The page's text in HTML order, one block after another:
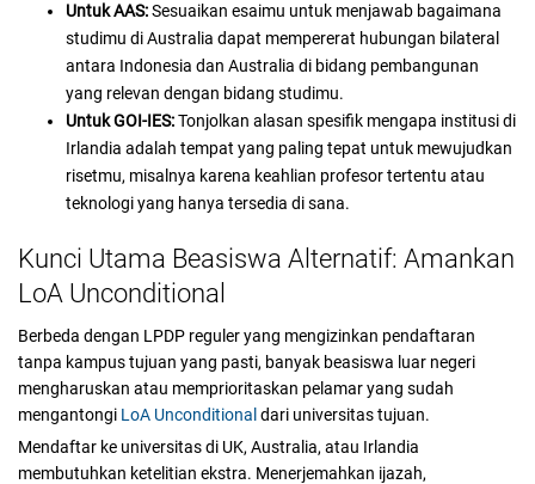
Untuk AAS:Sesuaikan esaimu untuk menjawab bagaimana
studimu di Australia dapat mempererat hubungan bilateral
antara Indonesia dan Australia di bidang pembangunan
yang relevan dengan bidang studimu.
Untuk GOI-IES:Tonjolkan alasan spesifik mengapa institusi di
Irlandia adalah tempat yang paling tepat untuk mewujudkan
risetmu, misalnya karena keahlian profesor tertentu atau
teknologi yang hanya tersedia di sana.
Kunci Utama Beasiswa Alternatif: Amankan
LoA Unconditional
Berbeda dengan LPDP reguler yang mengizinkan pendaftaran
tanpa kampus tujuan yang pasti, banyak beasiswa luar negeri
mengharuskan atau memprioritaskan pelamar yang sudah
mengantongi LoA Unconditional dari universitas tujuan.
Mendaftar ke universitas di UK, Australia, atau Irlandia
membutuhkan ketelitian ekstra. Menerjemahkan ijazah,